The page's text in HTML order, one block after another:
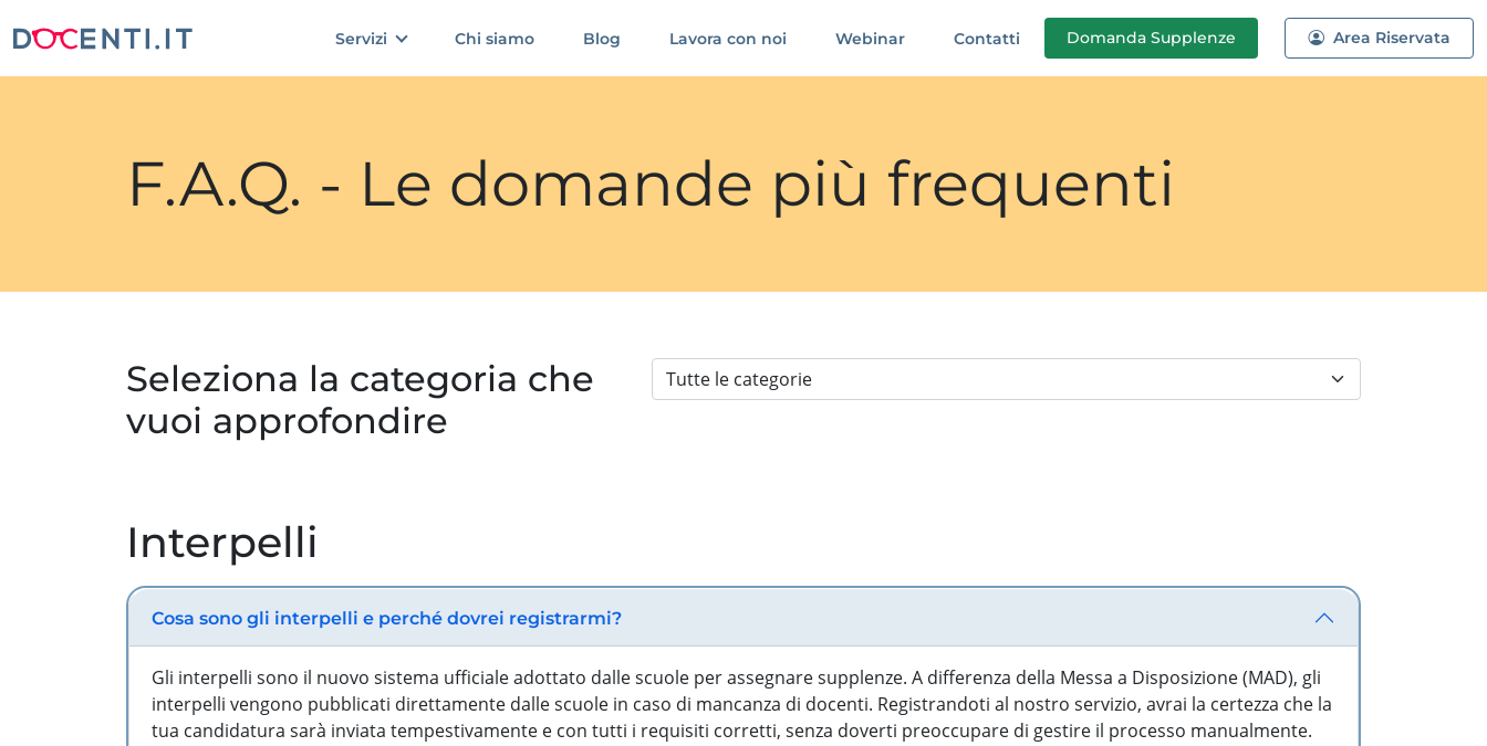
Servizi Chi siamo Blog Lavora con noi Webinar Contatti Domanda Supplenze Area Riservata
F.A.Q. - Le domande più frequenti
Seleziona la categoria che
vuoi approfondire
Interpelli
Cosa sono gli interpelli e perché dovrei registrarmi?
Gli interpelli sono il nuovo sistema ufficiale adottato dalle scuole per assegnare supplenze. A differenza della Messa a Disposizione (MAD), gli
interpelli vengono pubblicati direttamente dalle scuole in caso di mancanza di docenti. Registrandoti al nostro servizio, avrai la certezza che la
tua candidatura sarà inviata tempestivamente e con tutti i requisiti corretti, senza doverti preoccupare di gestire il processo manualmente.